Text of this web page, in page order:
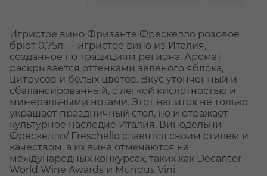
Игристое вино Фризанте Фрескелло розовое
брют 0,75л — игристое вино из Италия,
созданное по традициям региона. Аромат
раскрывается оттенками зелёного яблока,
цитрусов и белых цветов. Вкус утончённый и
сбалансированный, с лёгкой кислотностью и
минеральными нотами. Этот напиток не только
украшает праздничный стол, но и отражает
культурное наследие Италия. Винодельни
Фрескелло/ Freschello славятся своим стилем и
качеством, а их вина отмечаются на
международных конкурсах, таких как Decanter
World Wine Awards и Mundus Vini.